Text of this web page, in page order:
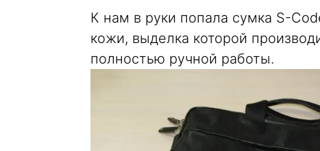
К нам в руки попала сумка S-
кожи, выделка которой
полностью ручной работы.